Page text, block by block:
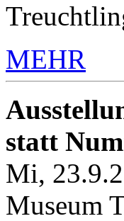
MEHR
statt
Mi,
Museum